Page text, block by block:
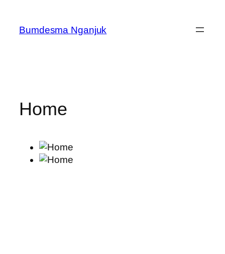
content
Bumdesma Nganjuk
Home